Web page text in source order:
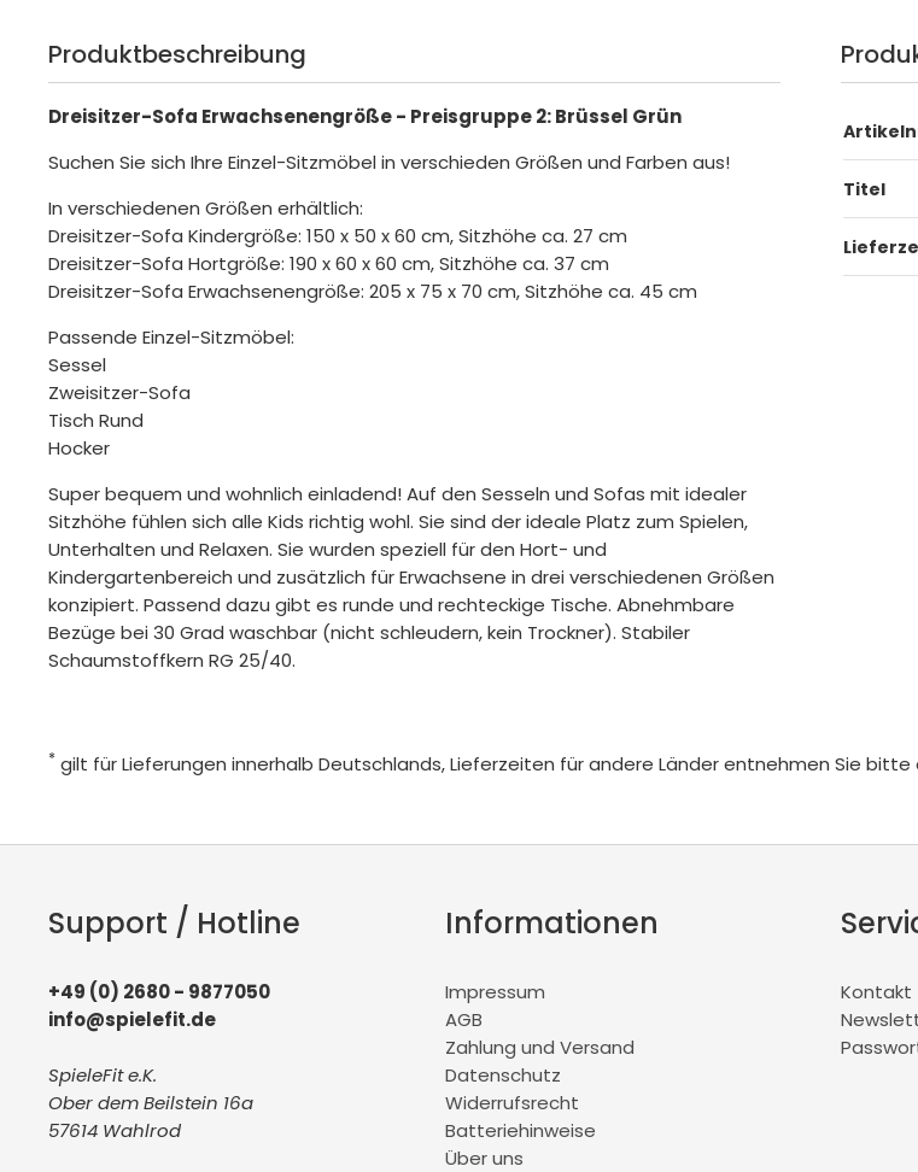
Produktbeschreibung
Dreisitzer-Sofa Erwachsenengröße - Preisgruppe 2: Brüssel Grün
Suchen Sie sich Ihre Einzel-Sitzmöbel in verschieden Größen und Farben aus!
In verschiedenen Größen erhältlich:
Dreisitzer-Sofa Kindergröße: 150 x 50 x 60 cm, Sitzhöhe ca. 27 cm
Dreisitzer-Sofa Hortgröße: 190 x 60 x 60 cm, Sitzhöhe ca. 37 cm
Dreisitzer-Sofa Erwachsenengröße: 205 x 75 x 70 cm, Sitzhöhe ca. 45 cm
Passende Einzel-Sitzmöbel:
Sessel
Zweisitzer-Sofa
Tisch Rund
Hocker
Super bequem und wohnlich einladend! Auf den Sesseln und Sofas mit idealer
Sitzhöhe fühlen sich alle Kids richtig wohl. Sie sind der ideale Platz zum Spielen,
Unterhalten und Relaxen. Sie wurden speziell für den Hort- und
Kindergartenbereich und zusätzlich für Erwachsene in drei verschiedenen Größen
konzipiert. Passend dazu gibt es runde und rechteckige Tische. Abnehmbare
Bezüge bei 30 Grad waschbar (nicht schleudern, kein Trockner). Stabiler
Schaumstoffkern RG 25/40.
Titel
* gilt für Lieferungen innerhalb Deutschlands, Lieferzeiten für andere Länder entnehmen Sie
Support / Hotline
+49 (0) 2680 - 9877050
info@spielefit.de
SpieleFit e.K.
Ober dem Beilstein 16a
57614 Wahlrod
Informationen
Impressum
AGB
Zahlung und Versand
Datenschutz
Widerrufsrecht
Batteriehinweise
Über uns
Kontakt